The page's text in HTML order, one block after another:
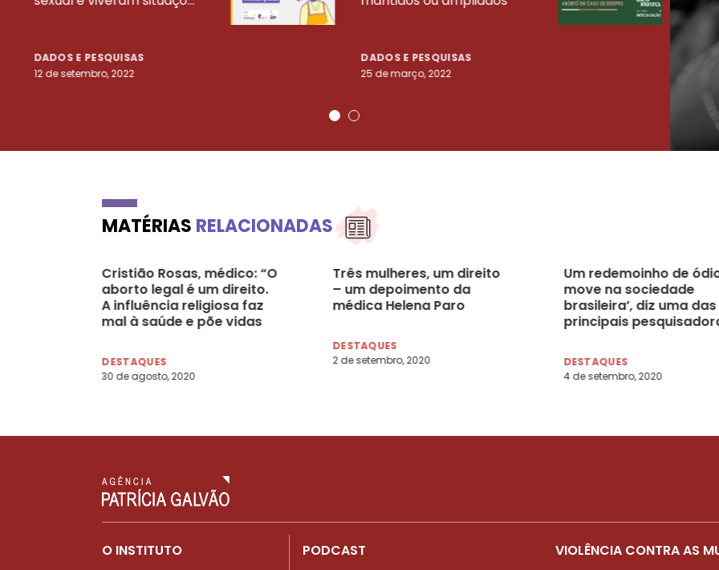
DADOS E PESQUISAS
12 de setembro, 2022
DADOS E PESQUISAS
25 de março, 2022
23
MATÉRIAS RELACIONADAS
Cristião Rosas, médico: “O
aborto legal é um direito.
A influência religiosa faz
mal à saúde e põe vidas
DESTAQUES
30 de agosto, 2020
Três mulheres, um direito
– um depoimento da
médica Helena Paro
DESTAQUES
2 de setembro, 2020
Um redemoinho de
move na sociedade
brasileira’, diz uma das
principais
DESTAQUES
4 de setembro, 2020
O INSTITUTO
PODCAST
VIOLÊNCIA CONTRA AS